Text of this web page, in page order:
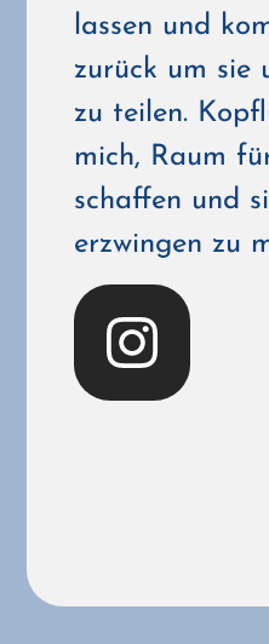
lassen und
zurück um sie
zu teilen.
mich, Raum
schaffen und
erzwingen zu